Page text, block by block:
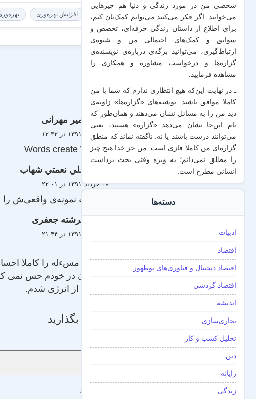
افزایش بهره‌وری
امیر مهرانی
۲۸ خرداد ۱۳۹۱ در ۱۲:۳۲
Words create Worlds
علي نعمتي شهاب
۲۷ خرداد ۱۳۹۱ در ۲۲:۰۱
خوبه که نمونه‌ی واقعی‌ش را
فرشته جعفری
من این مسءله را کاملا
انجام آن در خودم حس نمی
سرشار از انرژی شدم.
دیدگاه بگذارید
*
شخصی من در مورد زندگی و دنیا هم چیزهایی
می‌خوانید. اگر فکر می‌کنید می‌توانم کمک‌تان کنم،
برای اطلاع از داستان زندگی حرفه‌ای، تخصص و
سوابق و کمک‌های احتمالی من و شیو‌ه‌ی
ارتباط‌گیری، می‌توانید برگه‌یدرباره‌ی نویسنده‌ی
گزاره‌ها و درخواست مشاوره و همکاری را
مشاهده فرمایید.
ـ در نهایت این‌که هیچ انتظاری ندارم که شما با من
کاملا موافق باشید. نوشته‌های «گزاره‌ها» زاویه‌ی
دید من را به مسائل نشان می‌دهند و همان‌طور که
نام این‌جا نشان می‌دهد «گزاره‌» هستند، یعنی
می‌توانند درست باشند یا نه. ناگفته نماند که منطق
گزاره‌ای من کاملا فازی است: من جز خدا هیچ چیز
را مطلق نمی‌دانم؛ به ویژه وقتی بحث برداشت
انسانی مطرح است.
دسته‌ها
ادبیات
اقتصاد
اقتصاد دیجیتال و فناوری‌های نوظهور
اقتصاد گردشی
اندیشه
تجاری‌سازی
تحلیل کسب و کار
دین
رایانه
زندگی